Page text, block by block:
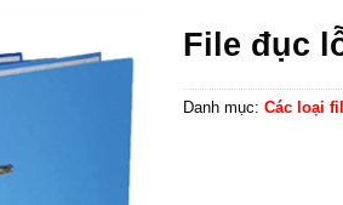
File đục
Danh mục: Các loại